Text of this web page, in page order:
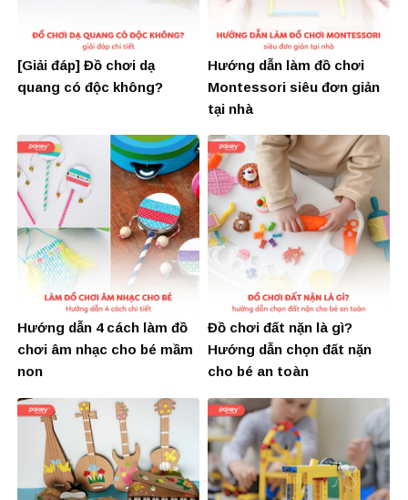
[Giải đáp] Đồ chơi dạ
quang có độc không?
Hướng dẫn làm đồ chơi
Montessori siêu đơn giản
tại nhà
Hướng dẫn 4 cách làm đồ
chơi âm nhạc cho bé mầm
non
Đồ chơi đất nặn là gì?
Hướng dẫn chọn đất nặn
cho bé an toàn